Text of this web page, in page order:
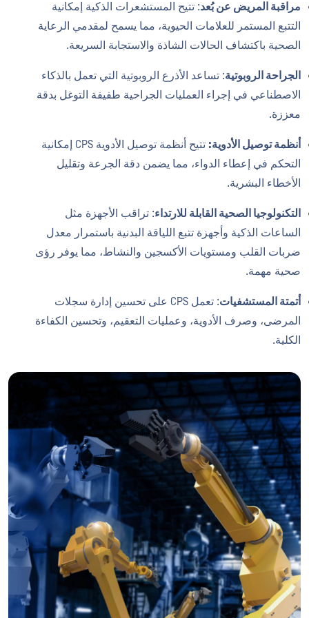
مراقبة المريض عن بُعد: تتيح المستشعرات الذكية إمكانية
التتبع المستمر للعلامات الحيوية، مما يسمح لمقدمي الرعاية
الصحية باكتشاف الحالات الشاذة والاستجابة السريعة.
الجراحة الروبوتية: تساعد الأذرع الروبوتية التي تعمل بالذكاء
الاصطناعي في إجراء العمليات الجراحية طفيفة التوغل بدقة
معززة.
أنظمة توصيل الأدوية:
تتيح أنظمة توصيل الأدوية CPS إمكانية
التحكم في إعطاء الدواء، مما يضمن دقة الجرعة وتقليل
الأخطاء البشرية.
التكنولوجيا الصحية القابلة للارتداء: تراقب الأجهزة مثل
الساعات الذكية وأجهزة تتبع اللياقة البدنية باستمرار معدل
ضربات القلب ومستويات الأكسجين والنشاط، مما يوفر رؤى
صحية مهمة.
أتمتة المستشفيات
: تعمل CPS على تحسين إدارة سجلات
المرضى، وصرف الأدوية، وعمليات التعقيم، وتحسين الكفاءة
الكلية.